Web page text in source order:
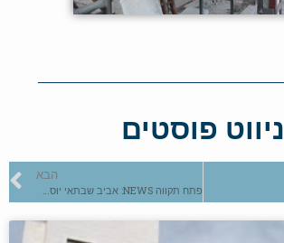
ניווט פוסטים
הבא
פתח תקווה NEWS: אביב שבתאי יוסף מדבר על בנייה איכותית ללא פשרות